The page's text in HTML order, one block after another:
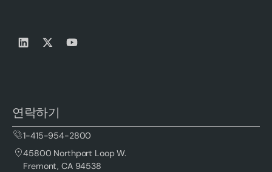
연락하기
1-415-954-2800
45800 Northport Loop W.
Fremont, CA 94538